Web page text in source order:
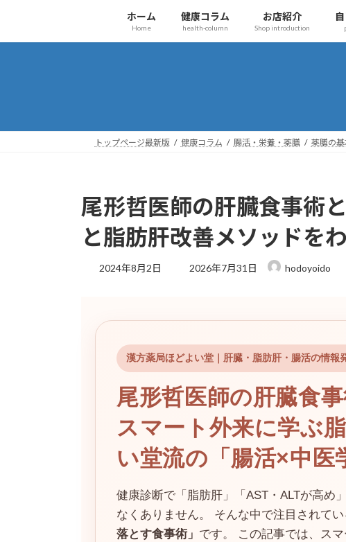
テ
ゲ
ホーム
Home
健康コラム
health-column
お店紹介
Shop introduction
トップページ最新版 健康コラム 腸活・栄養・薬膳 薬膳の
尾形哲医師の肝臓食事術
と脂肪肝改善メソッドを
2024年8月2日
最
日
:
2026年7月31日 hodoyoido
漢方薬局ほどよい堂｜肝臓・脂肪肝・腸活の情報
尾形哲医師の肝臓食
スマート外来に学ぶ
い堂流の「腸活×中医
健康診断で「脂肪肝」「AST・ALTが高め
なくありません。 そんな中で注目されてい
落とす食事術」 です。 この記事では、ス